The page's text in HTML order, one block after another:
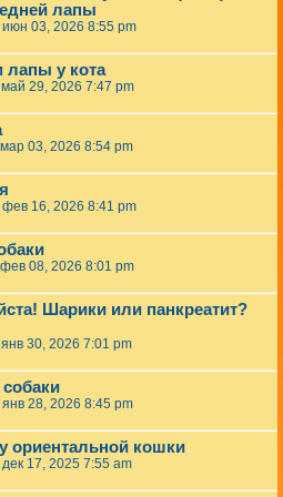
лапы
03, 2026 8:55 pm
у кота
29, 2026 7:47 pm
03, 2026 8:54 pm
фев 16, 2026 8:41 pm
08, 2026 8:01 pm
Шарики или панкреатит?
30, 2026 7:01 pm
28, 2026 8:45 pm
ориентальной кошки
17, 2025 7:55 am